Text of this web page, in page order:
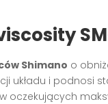
Shimano o
układu i podnosi
oczekujących